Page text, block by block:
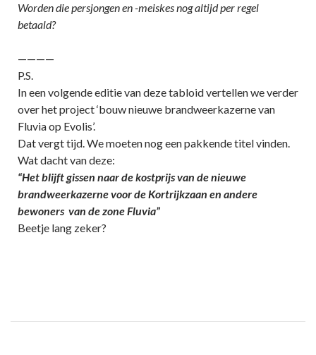
Worden die persjongen en -meiskes nog altijd per regel
betaald?
————
P.S.
In een volgende editie van deze tabloid vertellen we verder
over het project ‘bouw nieuwe brandweerkazerne van
Fluvia op Evolis’.
Dat vergt tijd. We moeten nog een pakkende titel vinden.
Wat dacht van deze:
“Het blijft gissen naar de kostprijs van de nieuwe
brandweerkazerne voor de Kortrijkzaan en andere
bewoners van de zone Fluvia”
Beetje lang zeker?